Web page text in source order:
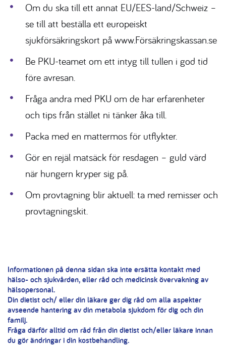
Om du ska till ett annat EU/EES-land/Schweiz –
se till att beställa ett europeiskt
sjukförsäkringskort på www.Försäkringskassan.se
Be PKU-teamet om ett intyg till tullen i god tid
före avresan.
Fråga andra med PKU om de har erfarenheter
och tips från stället ni tänker åka till.
Packa med en mattermos för utflykter.
Gör en rejäl matsäck för resdagen – guld värd
när hungern kryper sig på.
Om provtagning blir aktuell: ta med remisser och
provtagningskit.
Informationen på denna sidan ska inte ersätta kontakt med
hälso- och sjukvården, eller råd och medicinsk övervakning av
hälsopersonal.
Din dietist och/ eller din läkare ger dig råd om alla aspekter
avseende hantering av din metabola sjukdom för dig och din
familj.
Fråga därför alltid om råd från din dietist och/eller läkare innan
du gör ändringar i din kostbehandling.